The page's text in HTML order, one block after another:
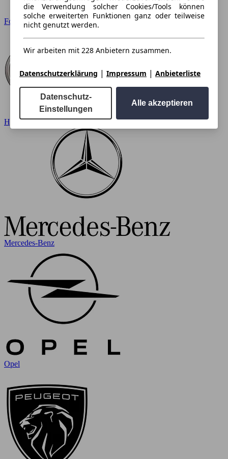
Ford
Hyundai
Mercedes-Benz
Opel
die Verwendung solcher Cookies/Tools können
solche erweiterten Funktionen ganz oder teilweise
nicht genutzt werden.
Wir arbeiten mit 228 Anbietern zusammen.
Datenschutzerklärung | Impressum | Anbieterliste
Datenschutz-
Einstellungen
Alle akzeptieren